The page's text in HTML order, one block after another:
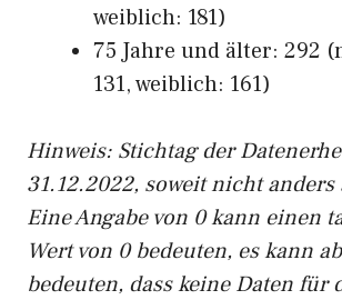
weiblich: 181)
75 Jahre und älter: 292
131, weiblich: 161)
Hinweis: Stichtag der
31.12.2022, soweit nicht anders
Eine Angabe von 0 kann einen
Wert von 0 bedeuten, es kann
bedeuten, dass keine Daten für